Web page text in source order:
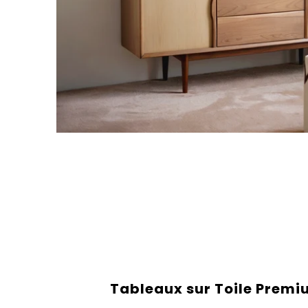
Tableaux sur Toile